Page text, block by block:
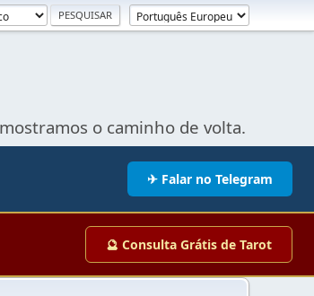
o caminho de volta.
✈ Falar no Telegram
🔮 Consulta Grátis de Tarot